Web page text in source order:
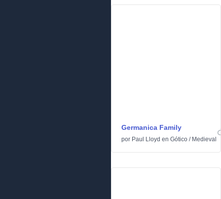
Germanica Family
por Paul Lloyd en Gótico / Medieval